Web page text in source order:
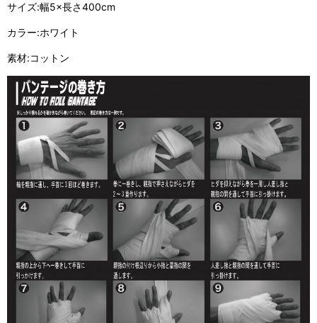
サイズ:幅5×長さ400cm
カラー:ホワイト
素材:コットン